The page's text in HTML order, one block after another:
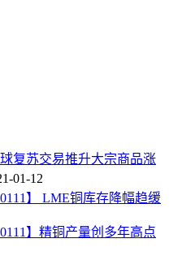
球复苏交易推升大宗商品涨
01-12
】 LME铜库存降幅趋缓
】精铜产量创多年高点